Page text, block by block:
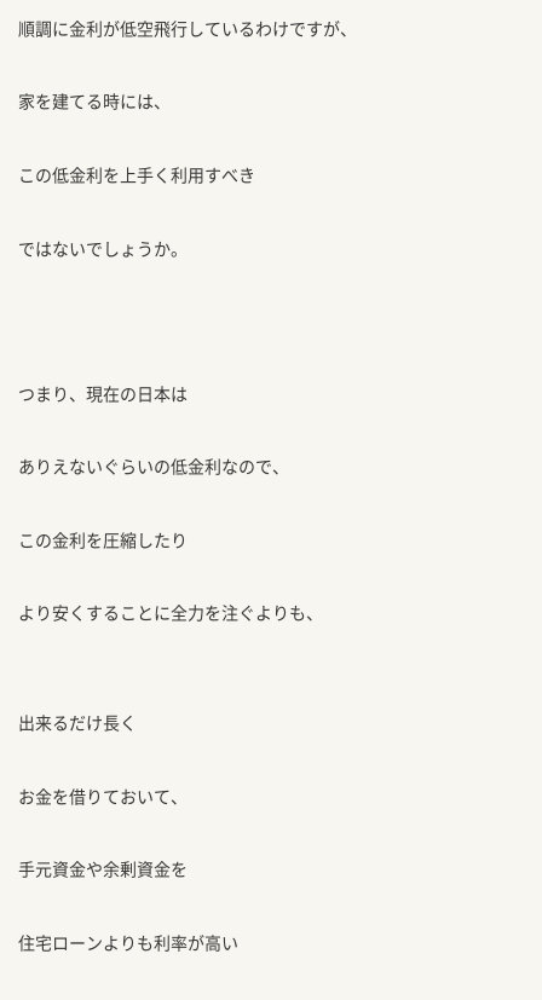
順調に金利が低空飛行しているわけですが、
家を建てる時には、
この低金利を上手く利用すべき
ではないでしょうか。
つまり、現在の日本は
ありえないぐらいの低金利なので、
この金利を圧縮したり
より安くすることに全力を注ぐよりも、
出来るだけ長く
お金を借りておいて、
手元資金や余剰資金を
住宅ローンよりも利率が高い